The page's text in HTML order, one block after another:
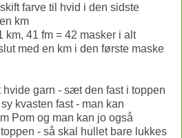
farve til hvid i den sidste
km
41 fm = 42 masker i alt
en km i den første maske
hvide garn - sæt den fast i toppen
kvasten fast - man kan
Pom og man kan jo også
- så skal hullet bare lukkes